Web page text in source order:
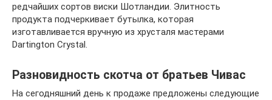
редчайших сортов виски Шотландии. Элитность
продукта подчеркивает бутылка, которая
изготавливается вручную из хрусталя мастерами
Dartington Crystal.
Разновидность скотча от братьев Чивас
На сегодняшний день к продаже предложены следующие